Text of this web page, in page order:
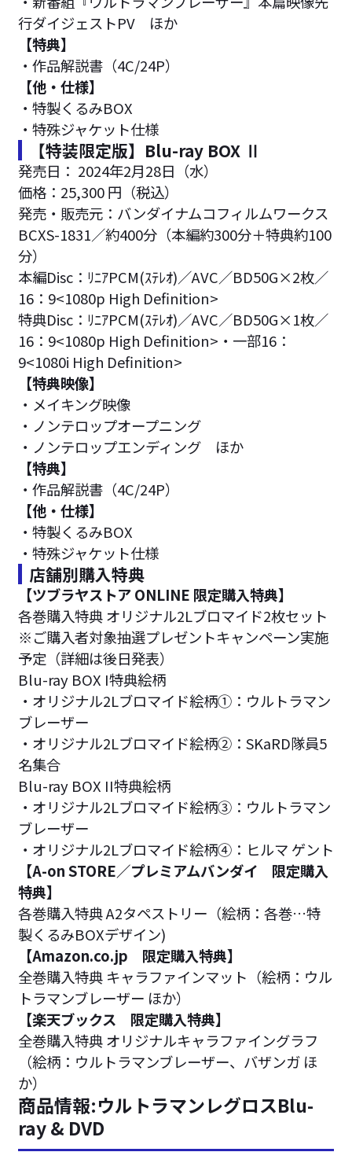
行ダイジェストPV ほか
【特典】
・作品解説書（4C/24P）
【他・仕様】
・特製くるみBOX
・特殊ジャケット仕様
【特装限定版】Blu-ray BOX Ⅱ
発売日： 2024年2月28日（水）
価格：25,300 円（税込）
発売・販売元：バンダイナムコフィルムワークス
BCXS-1831／約400分（本編約300分＋特典約100
分）
本編Disc：ﾘﾆｱPCM(ｽﾃﾚｵ)／AVC／BD50G×2枚／
16：9<1080p High Definition>
特典Disc：ﾘﾆｱPCM(ｽﾃﾚｵ)／AVC／BD50G×1枚／
16：9<1080p High Definition>・一部16：
9<1080i High Definition>
【特典映像】
・メイキング映像
・ノンテロップオープニング
・ノンテロップエンディング ほか
【特典】
・作品解説書（4C/24P）
【他・仕様】
・特製くるみBOX
・特殊ジャケット仕様
店舗別購入特典
【ツブラヤストア ONLINE 限定購入特典】
各巻購入特典 オリジナル2Lブロマイド2枚セット
※ご購入者対象抽選プレゼントキャンペーン実施
予定（詳細は後日発表）
Blu-ray BOX I特典絵柄
・オリジナル2Lブロマイド絵柄①：ウルトラマン
ブレーザー
・オリジナル2Lブロマイド絵柄②：SKaRD隊員5
名集合
Blu-ray BOX II特典絵柄
・オリジナル2Lブロマイド絵柄③：ウルトラマン
ブレーザー
・オリジナル2Lブロマイド絵柄④：ヒルマ ゲント
【A-on STORE／プレミアムバンダイ 限定購入
特典】
各巻購入特典 A2タペストリー（絵柄：各巻…特
製くるみBOXデザイン)
【Amazon.co.jp 限定購入特典】
全巻購入特典 キャラファインマット（絵柄：ウル
トラマンブレーザー ほか）
【楽天ブックス 限定購入特典】
全巻購入特典 オリジナルキャラファイングラフ
（絵柄：ウルトラマンブレーザー、バザンガ ほ
か）
商品情報:ウルトラマンレグロスBlu-
ray & DVD